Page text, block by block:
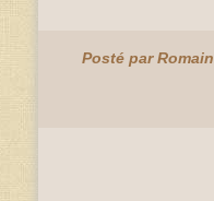
Posté par Romain